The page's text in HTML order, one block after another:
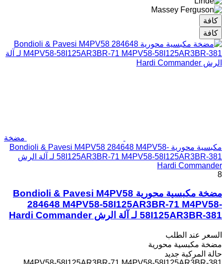
كافة
كافة
مضخة
مكبسية محورية Bondioli & Pavesi M4PV58 284648 M4PV58-
58I125AR3BR-71 M4PV58-58I125AR3BR-381 لـ آلة الرش
Hardi Commander
8
مضخة مكبسية محورية Bondioli & Pavesi M4PV58
284648 M4PV58-58I125AR3BR-71 M4PV58-
58I125AR3BR-381 لـ آلة الرش Hardi Commander
السعر عند الطلب
مضخة مكبسية محورية
حالة المركبة جديد